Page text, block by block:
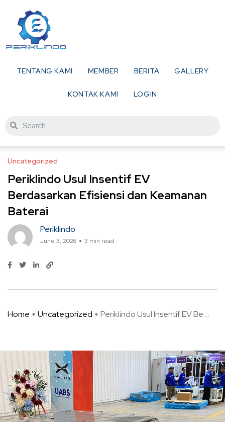
TENTANG KAMI MEMBER BERITA GALLERY
KONTAK KAMI LOGIN
Uncategorized
Periklindo Usul Insentif EV
Berdasarkan Efisiensi dan Keamanan
Baterai
Periklindo
June 3, 2026 3 min read
Home Uncategorized Periklindo Usul Insentif EV Be ...